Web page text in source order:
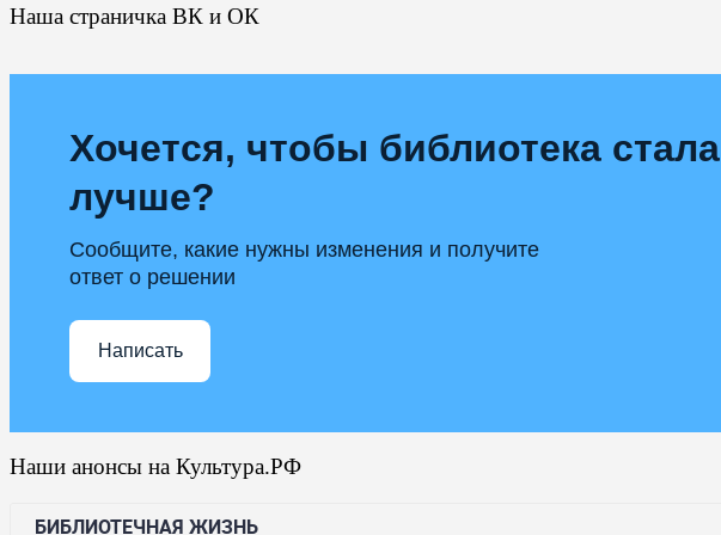
Наша страничка ВК и ОК
Хочется, чтобы библиотека стала
лучше?
Сообщите, какие нужны изменения и получите
ответ о решении
Написать
Наши анонсы на Культура.РФ